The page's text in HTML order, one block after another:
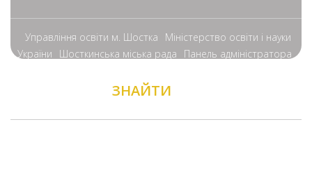
Управління освіти м. Шостка
Міністерство освіти і науки
України
Шосткинська міська рада Панель адміністратора
ЗНАЙТИ